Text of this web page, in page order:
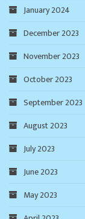
January 2024
December 2023
November 2023
October 2023
September 2023
August 2023
July 2023
June 2023
May 2023